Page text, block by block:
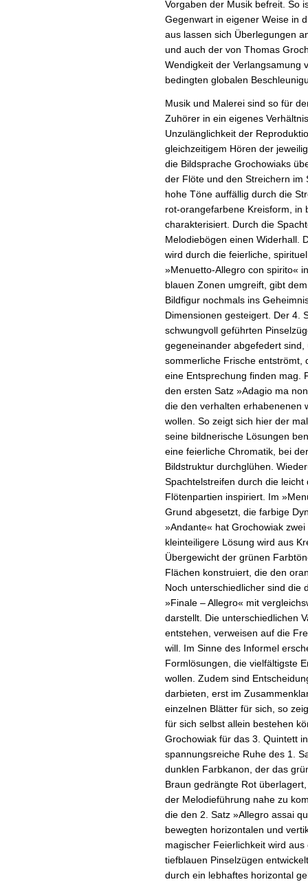
Vorgaben der Musik befreit. So
Gegenwart in eigener Weise in
aus lassen sich Überlegungen
und auch der von Thomas
Wendigkeit der Verlangsamung
bedingten globalen
Musik und Malerei sind so für
Zuhörer in ein eigenes
Unzulänglichkeit der
gleichzeitigem Hören der
die Bildsprache Grochowiaks
der Flöte und den Streichern im
hohe Töne auffällig durch die
rot-orangefarbene Kreisform, in
charakterisiert. Durch die
Melodiebögen einen Widerhall.
wird durch die feierliche,
»Menuetto-Allegro con spirito«
blauen Zonen umgreift, gibt
Bildfigur nochmals ins
Dimensionen gesteigert. Der 4.
schwungvoll geführten
gegeneinander abgefedert
sommerliche Frische entströmt,
eine Entsprechung finden mag.
den ersten Satz »Adagio ma
die den verhalten erhabenenen
wollen. So zeigt sich hier der
seine bildnerische Lösungen
eine feierliche Chromatik, bei
Bildstruktur durchglühen.
Spachtelstreifen durch die
Flötenpartien inspiriert. Im
Grund abgesetzt, die farbige
»Andante« hat Grochowiak
kleinteiligere Lösung wird aus
Übergewicht der grünen
Flächen konstruiert, die den
Noch unterschiedlicher sind die
»Finale – Allegro« mit
darstellt. Die unterschiedlichen
entstehen, verweisen auf die
will. Im Sinne des Informel
Formlösungen, die vielfältigste
wollen. Zudem sind
darbieten, erst im
einzelnen Blätter für sich, so
für sich selbst allein bestehen
Grochowiak für das 3. Quintett
spannungsreiche Ruhe des 1.
dunklen Farbkanon, der das
Braun gedrängte Rot
der Melodieführung nahe zu
die den 2. Satz »Allegro assai
bewegten horizontalen und
magischer Feierlichkeit wird
tiefblauen Pinselzügen
durch ein lebhaftes horizontal